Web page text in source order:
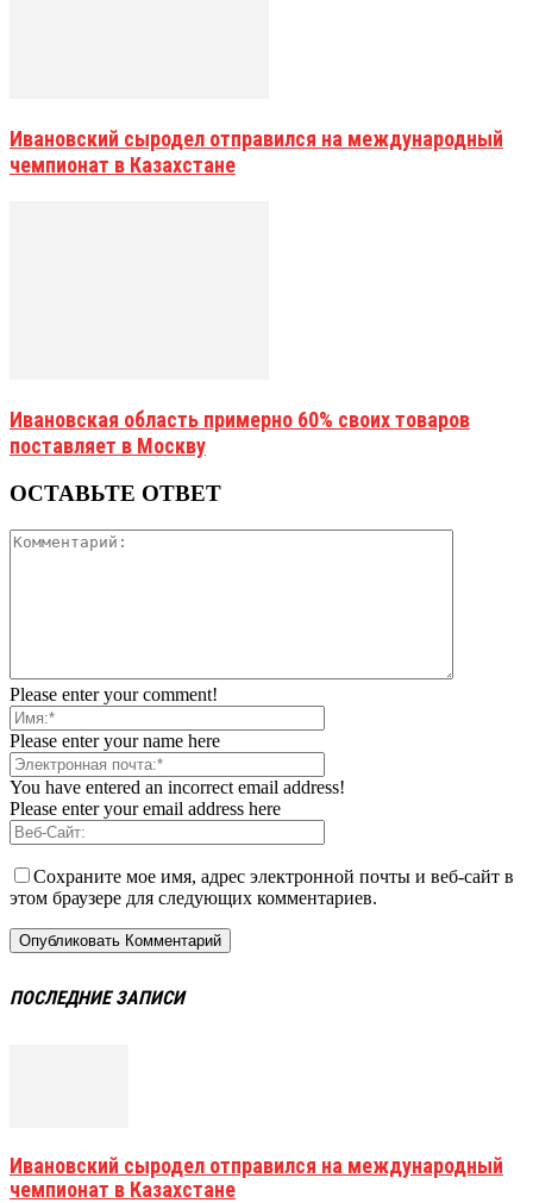
Ивановский сыродел отправился на международный
чемпионат в Казахстане
Ивановская область примерно 60% своих товаров
поставляет в Москву
ОСТАВЬТЕ ОТВЕТ
Please enter your comment!
Please enter your name here
You have entered an incorrect email address!
Please enter your email address here
Сохраните мое имя, адрес электронной почты и веб-сайт в
этом браузере для следующих комментариев.
ПОСЛЕДНИЕ ЗАПИСИ
Ивановский сыродел отправился на международный
чемпионат в Казахстане